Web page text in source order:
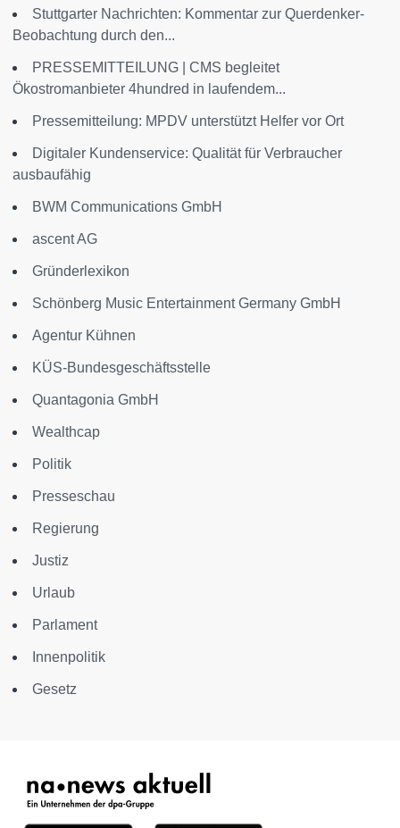
Stuttgarter Nachrichten: Kommentar zur Querdenker-
Beobachtung durch den...
PRESSEMITTEILUNG | CMS begleitet
Ökostromanbieter 4hundred in laufendem...
Pressemitteilung: MPDV unterstützt Helfer vor Ort
Digitaler Kundenservice: Qualität für Verbraucher
ausbaufähig
BWM Communications GmbH
ascent AG
Gründerlexikon
Schönberg Music Entertainment Germany GmbH
Agentur Kühnen
KÜS-Bundesgeschäftsstelle
Quantagonia GmbH
Wealthcap
Politik
Presseschau
Regierung
Justiz
Urlaub
Parlament
Innenpolitik
Gesetz